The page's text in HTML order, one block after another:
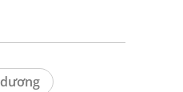
dương